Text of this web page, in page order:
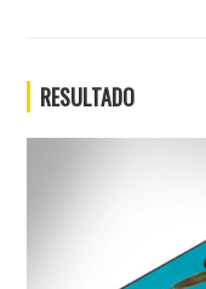
RESULTADO